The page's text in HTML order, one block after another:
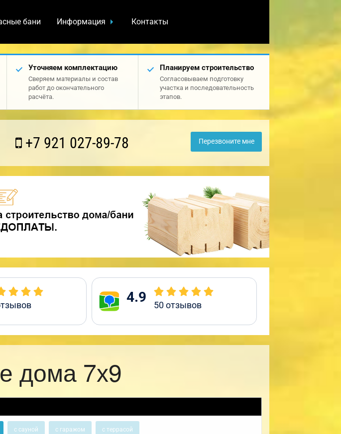
бани Информация Контакты
Уточняем комплектацию
Сверяем материалы и состав
работ до окончательного
расчёта.
Планируем строительство
Согласовываем подготовку
участка и последовательность
этапов.
+7 921 027-89-78 Перезвоните мне
4.9 50отзывов
дома 7х9
с сауной с гаражом с террасой